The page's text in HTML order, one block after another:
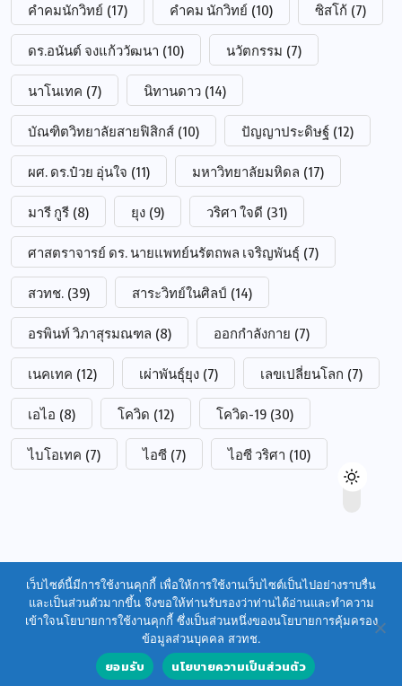
คำคมนักวิทย์ (17) คำคม นักวิทย์ (10) ซิสโก้ (7)
ดร.อนันต์ จงแก้ววัฒนา (10) นวัตกรรม (7)
นาโนเทค (7) นิทานดาว (14)
บัณฑิตวิทยาลัยสายฟิสิกส์ (10) ปัญญาประดิษฐ์ (12)
ผศ. ดร.ป๋วย อุ่นใจ (11) มหาวิทยาลัยมหิดล (17)
มารี กูรี (8) ยุง (9) วริศา ใจดี (31)
ศาสตราจารย์ ดร. นายแพทย์นรัตถพล เจริญพันธุ์ (7)
สวทช. (39) สาระวิทย์ในศิลป์ (14)
อรพินท์ วิภาสุรมณฑล (8) ออกกำลังกาย (7)
เนคเทค (12) เผ่าพันธุ์ยุง (7) เลขเปลี่ยนโลก (7)
เอไอ (8) โควิด (12) โควิด-19 (30)
ไบโอเทค (7) ไอซี (7) ไอซี วริศา (10)
เว็บไซต์นี้มีการใช้งานคุกกี้ เพื่อให้การใช้งานเว็บไซต์เป็นไปอย่างราบรื่น
และเป็นส่วนตัวมากขึ้น จึงขอให้ท่านรับรองว่าท่านได้อ่านและทำความ
เข้าใจนโยบายการใช้งานคุกกี้ ซึ่งเป็นส่วนหนึ่งของนโยบายการคุ้มครอง
ข้อมูลส่วนบุคคล สวทช.
ยอมรับ นโยบายความเป็นส่วนตัว